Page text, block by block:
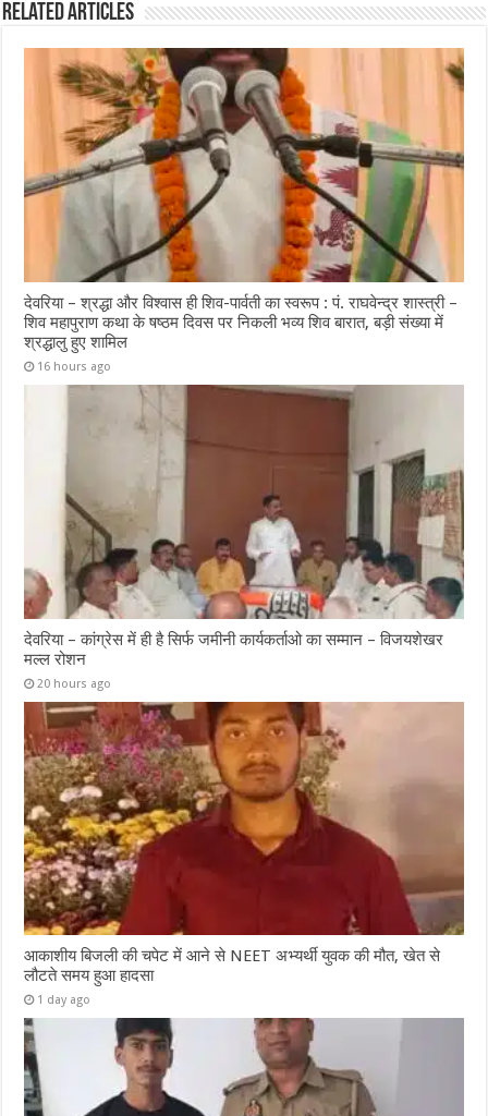
Related Articles
देवरिया – श्रद्धा और विश्वास ही शिव-पार्वती का स्वरूप : पं. राघवेन्द्र शास्त्री –
शिव महापुराण कथा के षष्ठम दिवस पर निकली भव्य शिव बारात, बड़ी संख्या में
श्रद्धालु हुए शामिल
16 hours ago
देवरिया – कांग्रेस में ही है सिर्फ जमीनी कार्यकर्ताओ का सम्मान – विजयशेखर
मल्ल रोशन
20 hours ago
आकाशीय बिजली की चपेट में आने से NEET अभ्यर्थी युवक की मौत, खेत से
लौटते समय हुआ हादसा
1 day ago